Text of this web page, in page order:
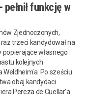
pełnił funkcję w
Zjednoczonych,
trzeci kandydował na
własnego
kolejnych
Weldheim'a. Po sześciu
obaj kandydaci
Pereza de Cuellar'a